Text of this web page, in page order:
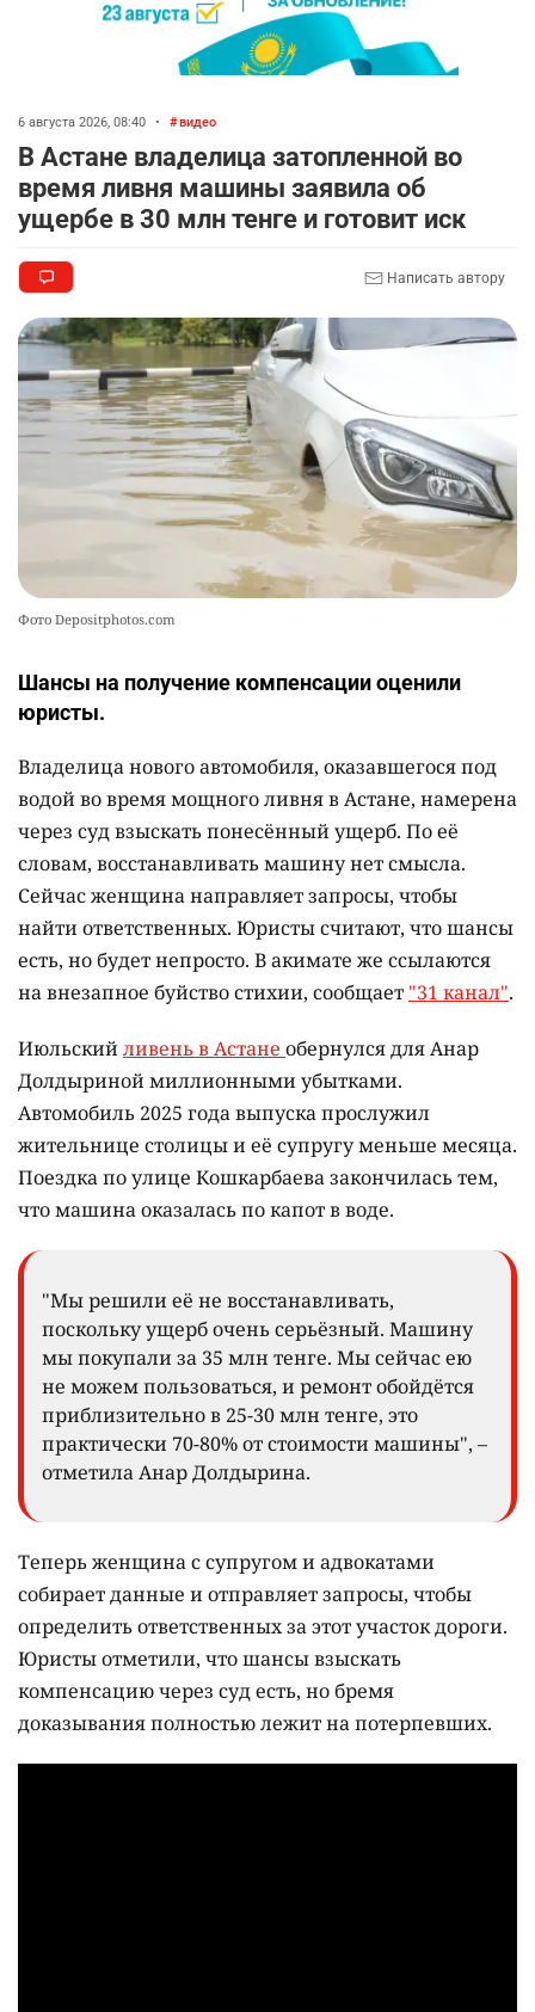
2729 6
🐏 Скота больше, а мясо дороже. Почему в
9
🗣 620 человек освободили из колоний по
амнистии
10
квартиру
2361 7 72
6 августа 2026, 08:40 • видео
В Астане владелица затопленной во
время ливня машины заявила об
ущербе в 30 млн тенге и готовит иск
Написать автору
Фото Depositphotos.com
Шансы на получение компенсации оценили
юристы.
Владелица нового автомобиля, оказавшегося под
водой во время мощного ливня в Астане, намерена
через суд взыскать понесённый ущерб. По её
словам, восстанавливать машину нет смысла.
Сейчас женщина направляет запросы, чтобы
найти ответственных. Юристы считают, что шансы
есть, но будет непросто. В акимате же ссылаются
на внезапное буйство стихии, сообщает "31 канал".
Июльскийливень в Астане обернулся для Анар
Долдыриной миллионными убытками.
Автомобиль 2025 года выпуска прослужил
жительнице столицы и её супругу меньше месяца.
Поездка по улице Кошкарбаева закончилась тем,
что машина оказалась по капот в воде.
"Мы решили её не восстанавливать,
поскольку ущерб очень серьёзный. Машину
мы покупали за 35 млн тенге. Мы сейчас ею
не можем пользоваться, и ремонт обойдётся
приблизительно в 25-30 млн тенге, это
практически 70-80% от стоимости машины", –
отметила Анар Долдырина.
Теперь женщина с супругом и адвокатами
собирает данные и отправляет запросы, чтобы
определить ответственных за этот участок дороги.
Юристы отметили, что шансы взыскать
компенсацию через суд есть, но бремя
доказывания полностью лежит на потерпевших.